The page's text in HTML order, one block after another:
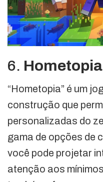
6.
“Hometopia” é um
construção que
personalizadas do
gama de opções de
você pode projetar
atenção aos